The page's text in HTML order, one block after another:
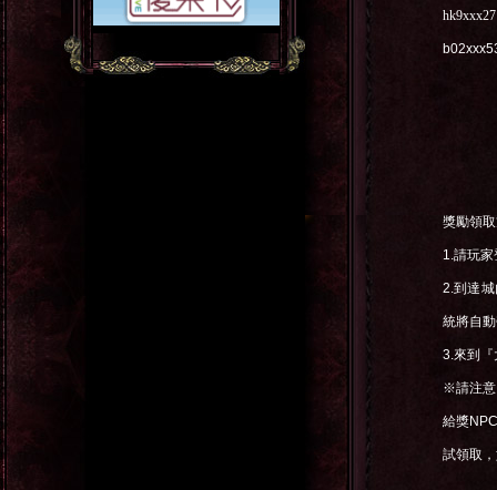
hk9xxx27
獎勵領
1.請玩家
2.到達
統將自
3.來到『
※請注
給獎
試領取